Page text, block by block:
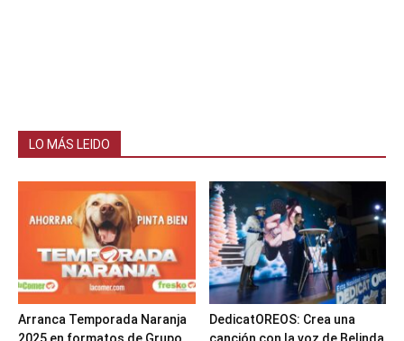
LO MÁS LEIDO
Arranca Temporada Naranja
2025 en formatos de Grupo
DedicatOREOS: Crea una
canción con la voz de Belinda